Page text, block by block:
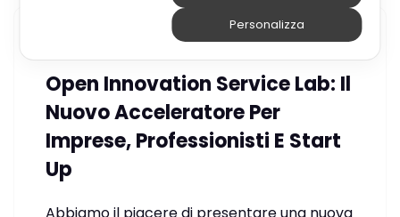
Open Innovation Service Lab: Il
Nuovo Acceleratore Per
Imprese, Professionisti E Start
Up
Personalizza